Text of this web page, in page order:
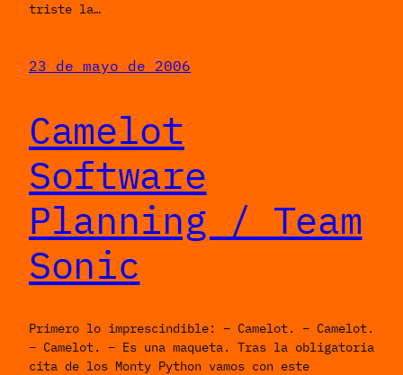
triste la…
23 de mayo de 2006
Camelot
Software
Planning / Team
Sonic
Primero lo imprescindible: – Camelot. – Camelot.
– Camelot. – Es una maqueta. Tras la obligatoria
cita de los Monty Python vamos con este